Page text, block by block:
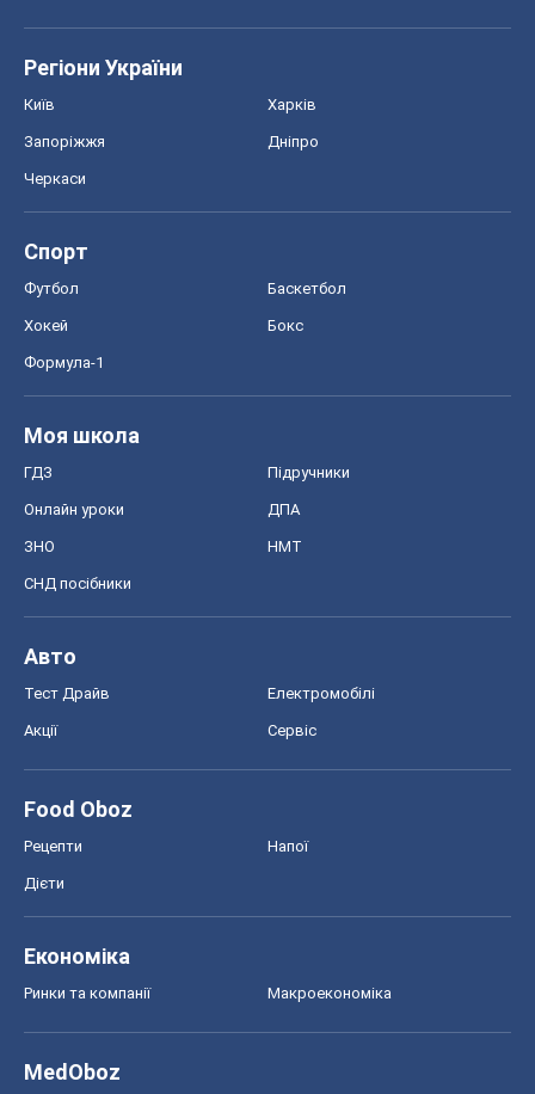
Регіони України
Київ Харків
Запоріжжя Дніпро
Черкаси
Спорт
Футбол Баскетбол
Хокей Бокс
Формула-1
Моя школа
ГДЗ Підручники
Онлайн уроки ДПА
ЗНО НМТ
СНД посібники
Авто
Тест Драйв Електромобілі
Акції Сервіс
Food Oboz
Рецепти Напої
Дієти
Економіка
Ринки та компанії Макроекономіка
MedOboz